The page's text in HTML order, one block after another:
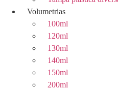
Volumetrias
100ml
120ml
130ml
140ml
150ml
200ml